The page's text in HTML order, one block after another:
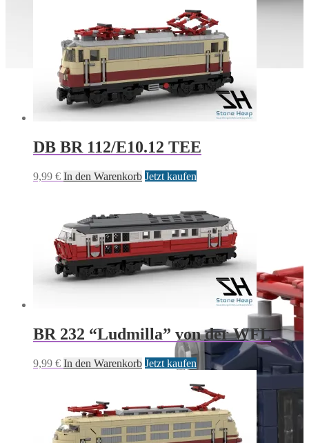
DB BR 112/E10.12 TEE
9,99 € In den Warenkorb Jetzt kaufen
BR 232 “Ludmilla” von der WFL
9,99 € In den Warenkorb Jetzt kaufen